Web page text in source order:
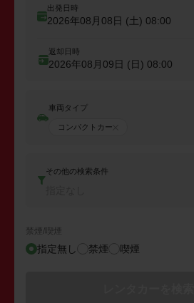
出発日時
2026年08月08日 (土) 08:00
返却日時
2026年08月09日 (日) 08:00
車両タイプ
コンパクトカー
その他の検索条件
禁煙/喫煙
指定無し 禁煙 喫煙